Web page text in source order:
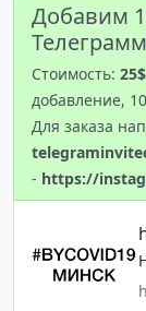
Добавим
Стоимость:
добавление,
Для заказа
- https://